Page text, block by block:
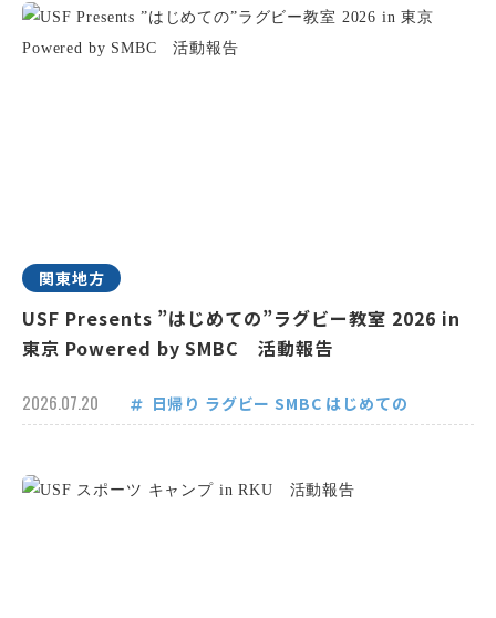
関東地方
USF Presents ”はじめての”ラグビー教室 2026 in
東京 Powered by SMBC 活動報告
2026.07.20 日帰り ラグビー SMBC はじめての